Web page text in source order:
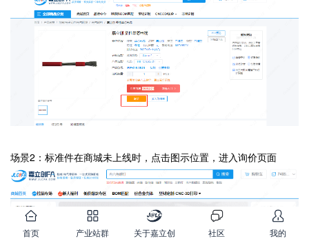
场景2：标准件在商城未上线时，点击图示位置，进入询价页面
首页 产业站群 关于嘉立创 社区 我的